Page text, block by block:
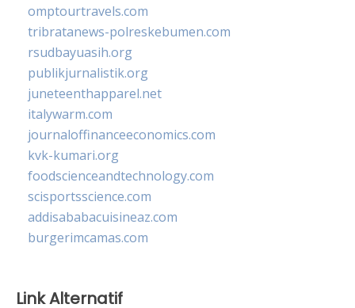
omptourtravels.com
tribratanews-polreskebumen.com
rsudbayuasih.org
publikjurnalistik.org
juneteenthapparel.net
italywarm.com
journaloffinanceeconomics.com
kvk-kumari.org
foodscienceandtechnology.com
scisportsscience.com
addisababacuisineaz.com
burgerimcamas.com
Link Alternatif